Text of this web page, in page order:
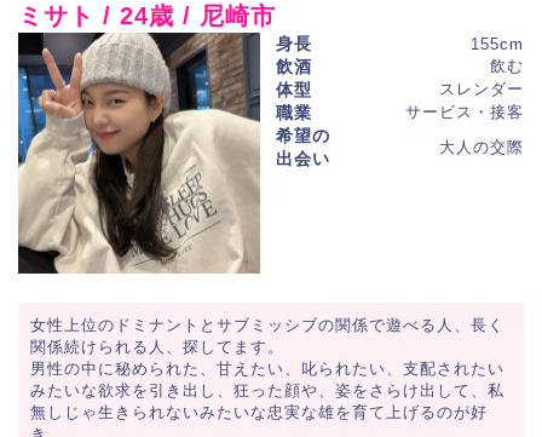
ミサト / 24歳 / 尼崎市
身長 155cm
飲酒 飲む
体型 スレンダー
職業 サービス・接客
希望の
出会い
大人の交際
女性上位のドミナントとサブミッシブの関係で遊べる人、長く
関係続けられる人、探してます。
男性の中に秘められた、甘えたい、叱られたい、支配されたい
みたいな欲求を引き出し、狂った顔や、姿をさらけ出して、私
無しじゃ生きられないみたいな忠実な雄を育て上げるのが好